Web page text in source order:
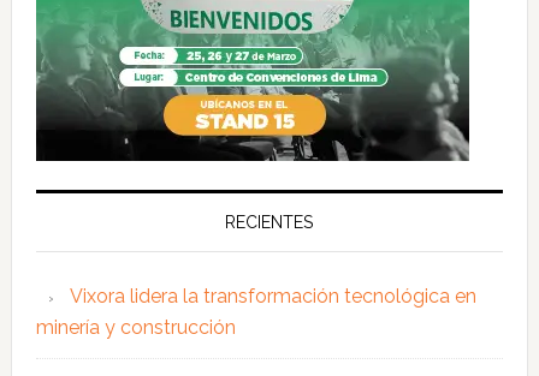
RECIENTES
Vixora lidera la transformación tecnológica en
minería y construcción